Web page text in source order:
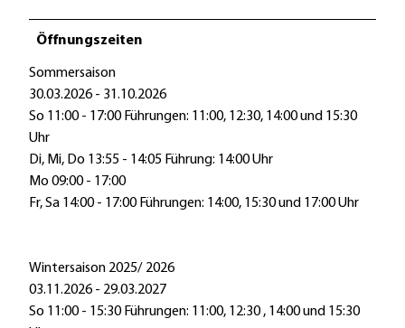
Öffnungszeiten
Sommersaison
30.03.2026 - 31.10.2026
So 11:00 - 17:00 Führungen: 11:00, 12:30, 14:00 und 15:30
Uhr
Di, Mi, Do 13:55 - 14:05 Führung: 14:00 Uhr
Mo 09:00 - 17:00
Fr, Sa 14:00 - 17:00 Führungen: 14:00, 15:30 und 17:00 Uhr
Wintersaison 2025/ 2026
03.11.2026 - 29.03.2027
So 11:00 - 15:30 Führungen: 11:00, 12:30 , 14:00 und 15:30